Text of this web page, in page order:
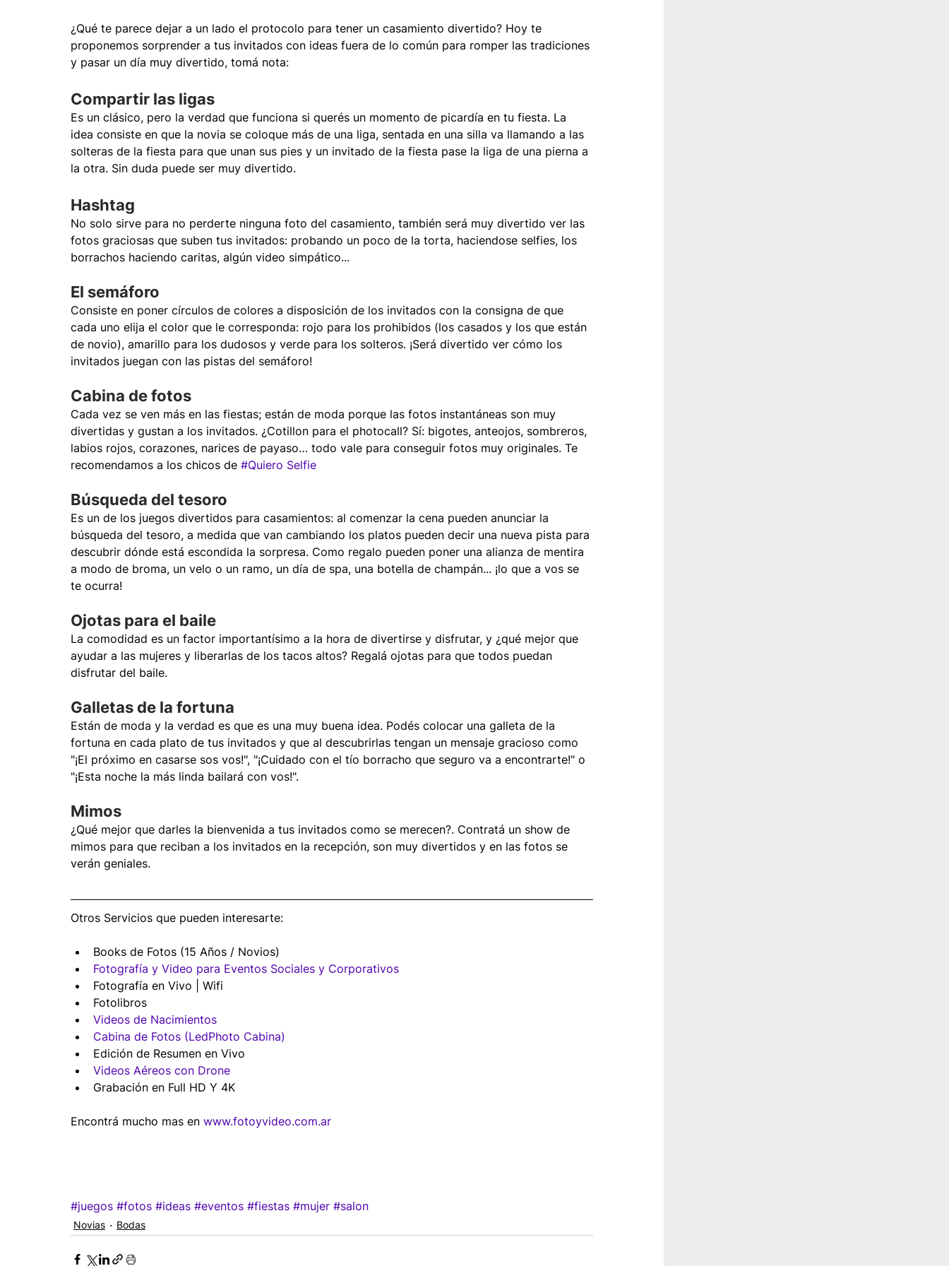
¿Qué te parece dejar a un lado el protocolo para tener un casamiento divertido? Hoy te
proponemos sorprender a tus invitados con ideas fuera de lo común para romper las tradiciones
y pasar un día muy divertido, tomá nota:
Compartir las ligas
Es un clásico, pero la verdad que funciona si querés un momento de picardía en tu fiesta. La
idea consiste en que la novia se coloque más de una liga, sentada en una silla va llamando a las
solteras de la fiesta para que unan sus pies y un invitado de la fiesta pase la liga de una pierna a
la otra. Sin duda puede ser muy divertido.
Hashtag
No solo sirve para no perderte ninguna foto del casamiento, también será muy divertido ver las
fotos graciosas que suben tus invitados: probando un poco de la torta, haciendose selfies, los
borrachos haciendo caritas, algún video simpático...
El semáforo
Consiste en poner círculos de colores a disposición de los invitados con la consigna de que
cada uno elija el color que le corresponda: rojo para los prohibidos (los casados y los que están
de novio), amarillo para los dudosos y verde para los solteros. ¡Será divertido ver cómo los
invitados juegan con las pistas del semáforo!
Cabina de fotos
Cada vez se ven más en las fiestas; están de moda porque las fotos instantáneas son muy
divertidas y gustan a los invitados. ¿Cotillon para el photocall? Sí: bigotes, anteojos, sombreros,
labios rojos, corazones, narices de payaso… todo vale para conseguir fotos muy originales. Te
recomendamos a los chicos de #Quiero Selfie
Búsqueda del tesoro
Es un de los juegos divertidos para casamientos: al comenzar la cena pueden anunciar la
búsqueda del tesoro, a medida que van cambiando los platos pueden decir una nueva pista para
descubrir dónde está escondida la sorpresa. Como regalo pueden poner una alianza de mentira
a modo de broma, un velo o un ramo, un día de spa, una botella de champán... ¡lo que a vos se
te ocurra!
Ojotas para el baile
La comodidad es un factor importantísimo a la hora de divertirse y disfrutar, y ¿qué mejor que
ayudar a las mujeres y liberarlas de los tacos altos? Regalá ojotas para que todos puedan
disfrutar del baile.
Galletas de la fortuna
Están de moda y la verdad es que es una muy buena idea. Podés colocar una galleta de la
fortuna en cada plato de tus invitados y que al descubrirlas tengan un mensaje gracioso como
"¡El próximo en casarse sos vos!", "¡Cuidado con el tío borracho que seguro va a encontrarte!" o
"¡Esta noche la más linda bailará con vos!".
Mimos
¿Qué mejor que darles la bienvenida a tus invitados como se merecen?. Contratá un show de
mimos para que reciban a los invitados en la recepción, son muy divertidos y en las fotos se
verán geniales.
Otros Servicios que pueden interesarte:
Books de Fotos (15 Años / Novios)
Fotografía y Video para Eventos Sociales y Corporativos
Fotografía en Vivo | Wifi
Fotolibros
Videos de Nacimientos
Cabina de Fotos (LedPhoto Cabina)
Edición de Resumen en Vivo
Videos Aéreos con Drone
Grabación en Full HD Y 4K
Encontrá mucho mas en www.fotoyvideo.com.ar
#juegos #fotos #ideas #eventos #fiestas #mujer #salon
Novias Bodas